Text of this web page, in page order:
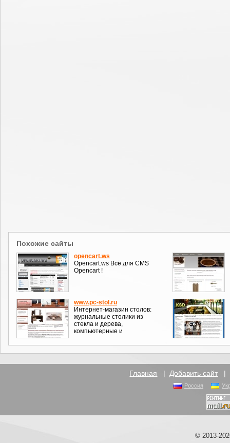
Похожие сайты
opencart.ws
Opencart.ws Всё для CMS
Opencart !
www.pc-stol.ru
Интернет-магазин столов:
журнальные столики из
стекла и дерева,
компьютерные и
Главная | Добавить сайт |
Россия
© 2013-